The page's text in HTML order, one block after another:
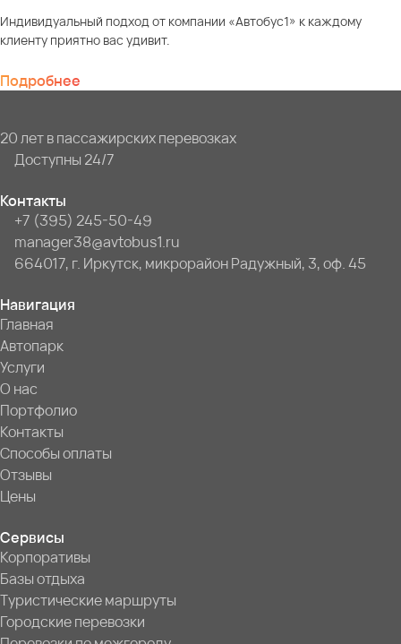
Индивидуальный подход от компании «Автобус1» к каждому
клиенту приятно вас удивит.
Подробнее
20 лет в пассажирских перевозках
Доступны 24/7
Контакты
+7 (395) 245-50-49
manager38@avtobus1.ru
664017, г. Иркутск, микрорайон Радужный, 3, оф. 45
Навигация
Главная
Автопарк
Услуги
О нас
Портфолио
Контакты
Способы оплаты
Отзывы
Цены
Сервисы
Корпоративы
Базы отдыха
Туристические маршруты
Городские перевозки